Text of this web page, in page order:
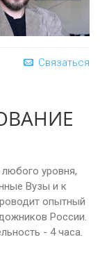
Связаться
уровня,
Вузы и к
опытный
России.
- 4 часа.